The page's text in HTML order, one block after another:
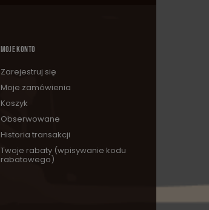
MOJE KONTO
Zarejestruj się
Moje zamówienia
Koszyk
Obserwowane
Historia transakcji
Twoje rabaty (wpisywanie kodu
rabatowego)